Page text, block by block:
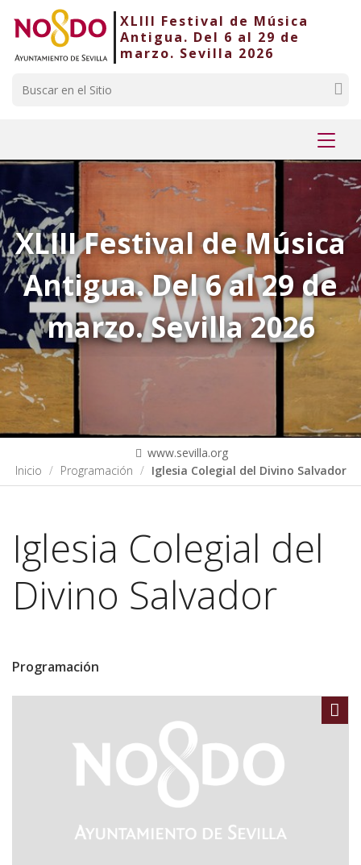
Saltar al contenido
Saltar a la navegación
Información de contactoXLIII Festival de Música
Antigua. Del 6 al 29 de
marzo. Sevilla 2026
menú
XLIII Festival de Música
Antigua. Del 6 al 29 de
marzo. Sevilla 2026
www.sevilla.org
Inicio
Programación Iglesia Colegial del Divino Salvador
Iglesia Colegial del
Divino Salvador
Programación